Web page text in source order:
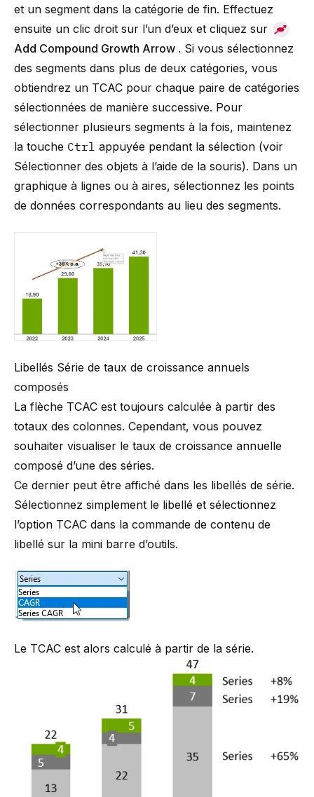
et un segment dans la catégorie de fin. Effectuez
ensuite un clic droit sur l’un d’eux et cliquez sur
Add Compound Growth Arrow . Si vous sélectionnez
des segments dans plus de deux catégories, vous
obtiendrez un TCAC pour chaque paire de catégories
sélectionnées de manière successive. Pour
sélectionner plusieurs segments à la fois, maintenez
la touche Ctrl appuyée pendant la sélection (voir
Sélectionner des objets à l’aide de la souris). Dans un
graphique à lignes ou à aires, sélectionnez les points
de données correspondants au lieu des segments.
Libellés Série de taux de croissance annuels
composés
La flèche TCAC est toujours calculée à partir des
totaux des colonnes. Cependant, vous pouvez
souhaiter visualiser le taux de croissance annuelle
composé d’une des séries.
Ce dernier peut être affiché dans les libellés de série.
Sélectionnez simplement le libellé et sélectionnez
l’option TCAC dans la commande de contenu de
libellé sur la mini barre d’outils.
Le TCAC est alors calculé à partir de la série.